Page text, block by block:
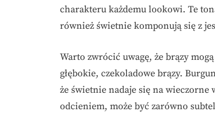
charakteru każdemu lookowi. Te
również świetnie komponują się z
Warto zwrócić uwagę, że brązy
głębokie, czekoladowe brązy.
że świetnie nadaje się na
odcieniem, może być zarówno